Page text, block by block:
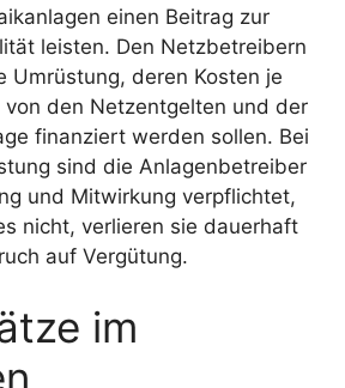
einen Beitrag zur
leisten. Den Netzbetreibern
Umrüstung, deren Kosten je
von den Netzentgelten und der
finanziert werden sollen. Bei
sind die Anlagenbetreiber
und Mitwirkung verpflichtet,
nicht, verlieren sie dauerhaft
auf Vergütung.
im